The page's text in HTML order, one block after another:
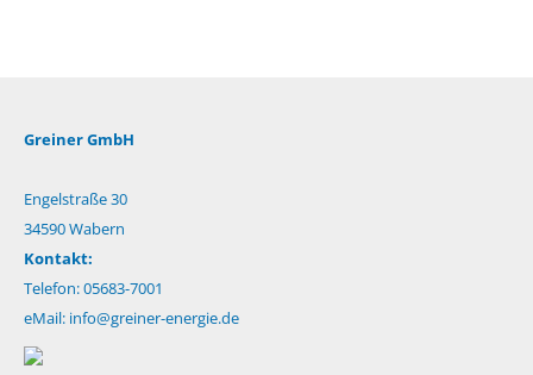
Greiner GmbH
Engelstraße 30
34590 Wabern
Kontakt:
Telefon: 05683-7001
eMail: info@greiner-energie.de